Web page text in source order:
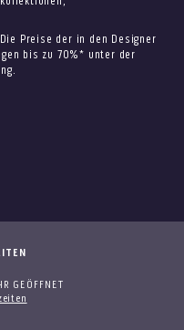
Preise der in den Designer
bis zu 70%* unter der
GEÖFFNET